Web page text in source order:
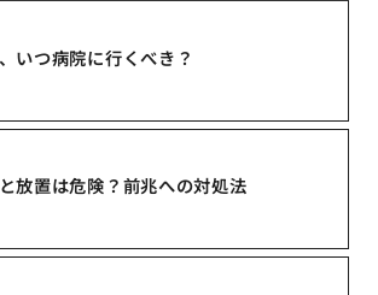
いつ病院に行くべき？
放置は危険？前兆への対処法